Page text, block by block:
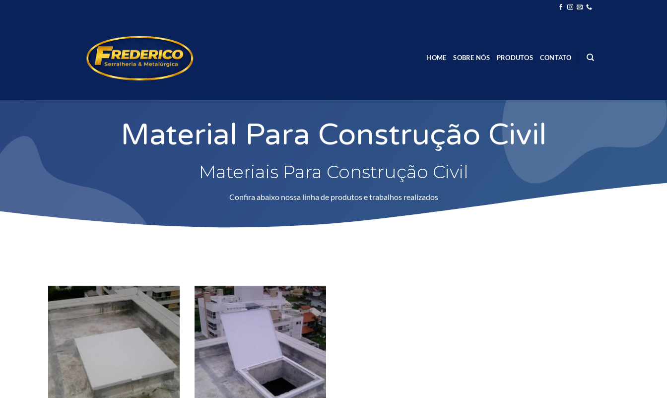
HOME SOBRE NÓS PRODUTOS CONTATO
Material Para Construção Civil
Materiais Para Construção Civil
Confira abaixo nossa linha de produtos e trabalhos realizados